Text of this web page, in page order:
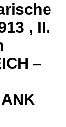
, II.
–